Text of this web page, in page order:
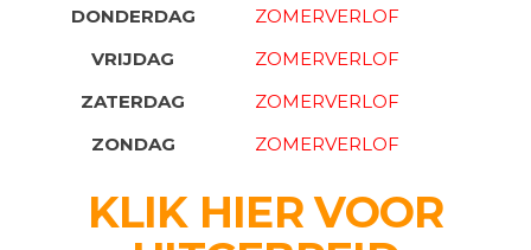
DONDERDAG
ZOMERVERLOF
VRIJDAG
ZOMERVERLOF
ZATERDAG
ZOMERVERLOF
ZONDAG
ZOMERVERLOF
KLIK HIER VOOR